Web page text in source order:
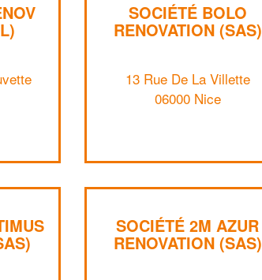
SOCIÉTÉ BOLO
RENOVATION (SAS)
13 Rue De La Villette
06000 Nice
SOCIÉTÉ 2M AZUR
RENOVATION (SAS)